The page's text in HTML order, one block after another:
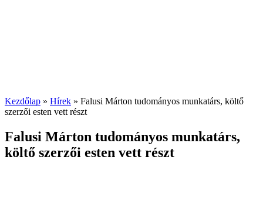
Kezdőlap » Hírek » Falusi Márton tudományos munkatárs, költő
szerzői esten vett részt
Falusi Márton tudományos munkatárs,
költő szerzői esten vett részt